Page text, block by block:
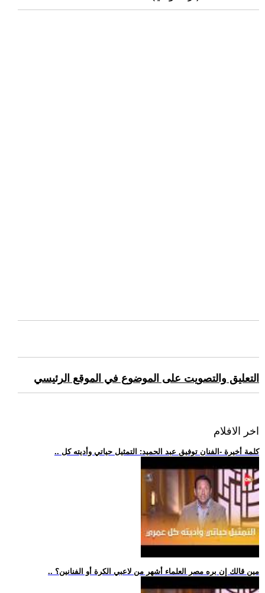
التعليق والتصويت على الموضوع في الموقع الرئيسي
اخر الافلام
.. كلمة أخيرة -الفنان توفيق عبد الحميد: التمثيل حياتي وأديته كل
.. مين قالك إن بره مصر العلماء أشهر من لاعبي الكرة أو الفنانين؟